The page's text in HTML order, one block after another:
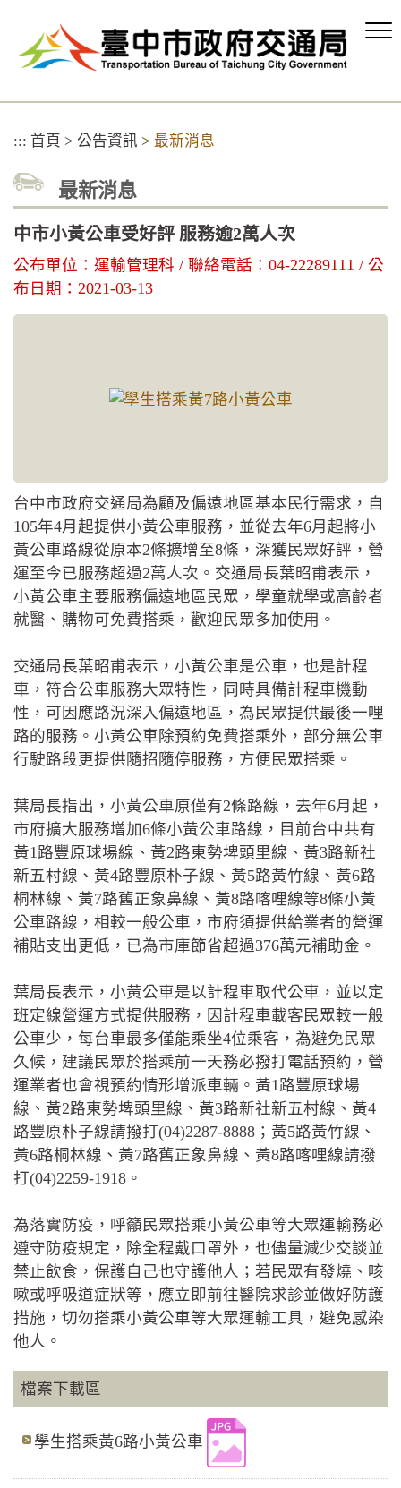
容
::: 首頁 > 公告資訊 > 最新消息
最新消息
中市小黃公車受好評 服務逾2萬人次
公布單位：運輸管理科 / 聯絡電話：04-22289111 / 公
布日期：2021-03-13
台中市政府交通局為顧及偏遠地區基本民行需求，自
105年4月起提供小黃公車服務，並從去年6月起將小
黃公車路線從原本2條擴增至8條，深獲民眾好評，營
運至今已服務超過2萬人次。交通局長葉昭甫表示，
小黃公車主要服務偏遠地區民眾，學童就學或高齡者
就醫、購物可免費搭乘，歡迎民眾多加使用。
交通局長葉昭甫表示，小黃公車是公車，也是計程
車，符合公車服務大眾特性，同時具備計程車機動
性，可因應路況深入偏遠地區，為民眾提供最後一哩
路的服務。小黃公車除預約免費搭乘外，部分無公車
行駛路段更提供隨招隨停服務，方便民眾搭乘。
葉局長指出，小黃公車原僅有2條路線，去年6月起，
市府擴大服務增加6條小黃公車路線，目前台中共有
黃1路豐原球場線、黃2路東勢埤頭里線、黃3路新社
新五村線、黃4路豐原朴子線、黃5路黃竹線、黃6路
桐林線、黃7路舊正象鼻線、黃8路喀哩線等8條小黃
公車路線，相較一般公車，市府須提供給業者的營運
補貼支出更低，已為市庫節省超過376萬元補助金。
葉局長表示，小黃公車是以計程車取代公車，並以定
班定線營運方式提供服務，因計程車載客民眾較一般
公車少，每台車最多僅能乘坐4位乘客，為避免民眾
久候，建議民眾於搭乘前一天務必撥打電話預約，營
運業者也會視預約情形增派車輛。黃1路豐原球場
線、黃2路東勢埤頭里線、黃3路新社新五村線、黃4
路豐原朴子線請撥打(04)2287-8888；黃5路黃竹線、
黃6路桐林線、黃7路舊正象鼻線、黃8路喀哩線請撥
打(04)2259-1918。
為落實防疫，呼籲民眾搭乘小黃公車等大眾運輸務必
遵守防疫規定，除全程戴口罩外，也儘量減少交談並
禁止飲食，保護自己也守護他人；若民眾有發燒、咳
嗽或呼吸道症狀等，應立即前往醫院求診並做好防護
措施，切勿搭乘小黃公車等大眾運輸工具，避免感染
他人。
檔案下載區
學生搭乘黃6路小黃公車